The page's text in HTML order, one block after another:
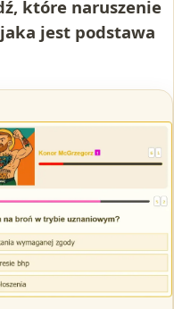
które naruszenie
jest podstawa